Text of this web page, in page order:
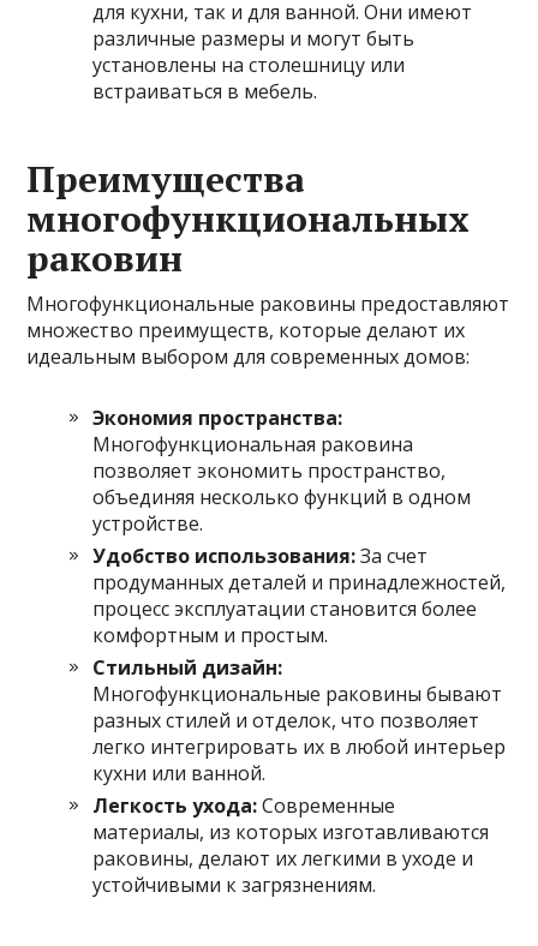
для кухни, так и для ванной. Они имеют
различные размеры и могут быть
установлены на столешницу или
встраиваться в мебель.
Преимущества
многофункциональных
раковин
Многофункциональные раковины предоставляют
множество преимуществ, которые делают их
идеальным выбором для современных домов:
Экономия пространства:
Многофункциональная раковина
позволяет экономить пространство,
объединяя несколько функций в одном
устройстве.
Удобство использования:За счет
продуманных деталей и принадлежностей,
процесс эксплуатации становится более
комфортным и простым.
Стильный дизайн:
Многофункциональные раковины бывают
разных стилей и отделок, что позволяет
легко интегрировать их в любой интерьер
кухни или ванной.
Легкость ухода:Современные
материалы, из которых изготавливаются
раковины, делают их легкими в уходе и
устойчивыми к загрязнениям.